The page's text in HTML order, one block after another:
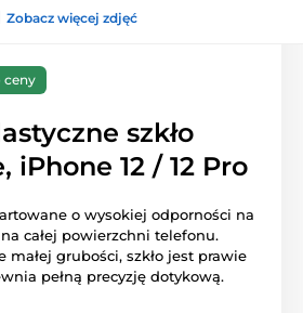
Zobacz więcej zdjęć
ceny
szkło
iPhone 12 / 12 Pro
o wysokiej odporności na
całej powierzchni telefonu.
małej grubości, szkło jest prawie
pełną precyzję dotykową.